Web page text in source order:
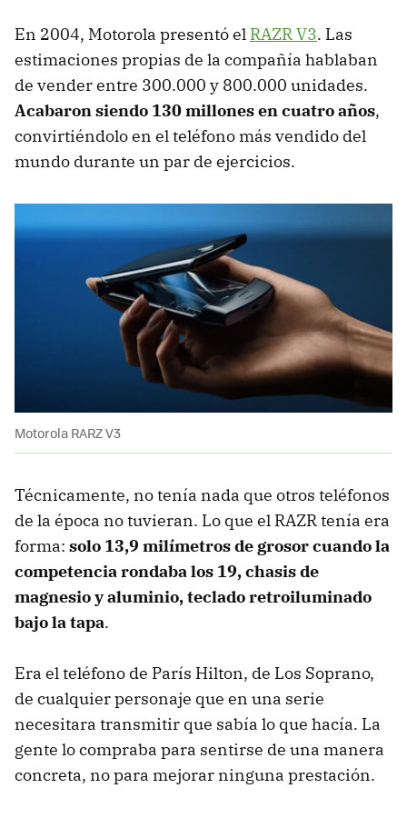
En 2004, Motorola presentó el RAZR V3. Las
estimaciones propias de la compañía hablaban
de vender entre 300.000 y 800.000 unidades.
Acabaron siendo 130 millones en cuatro años,
convirtiéndolo en el teléfono más vendido del
mundo durante un par de ejercicios.
Motorola RARZ V3
Técnicamente, no tenía nada que otros teléfonos
de la época no tuvieran. Lo que el RAZR tenía era
forma: solo 13,9 milímetros de grosor cuando la
competencia rondaba los 19, chasis de
magnesio y aluminio, teclado retroiluminado
bajo la tapa.
Era el teléfono de París Hilton, de Los Soprano,
de cualquier personaje que en una serie
necesitara transmitir que sabía lo que hacía. La
gente lo compraba para sentirse de una manera
concreta, no para mejorar ninguna prestación.